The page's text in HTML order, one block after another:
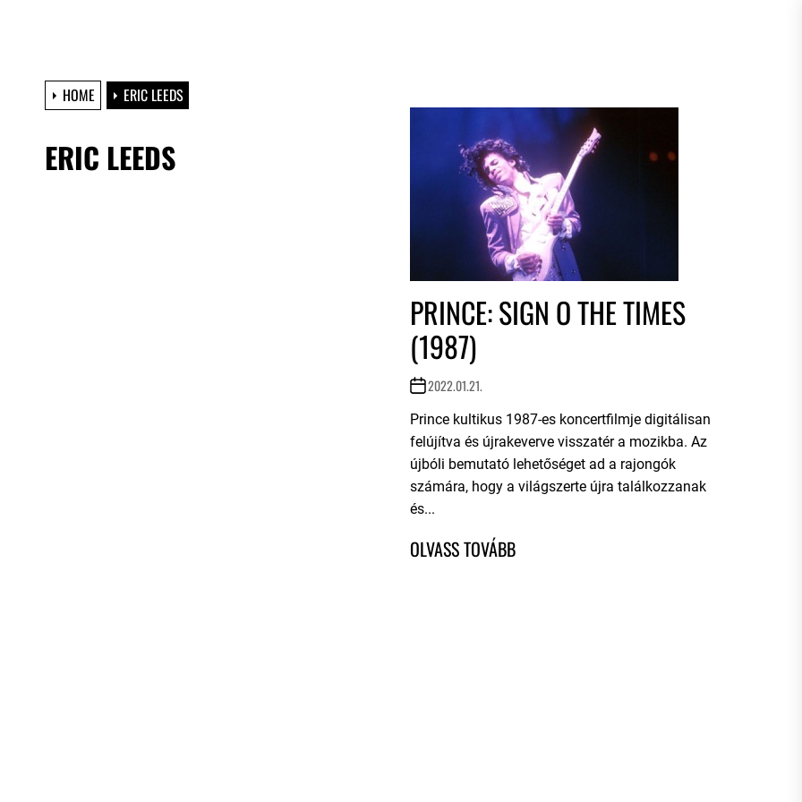
HOME ERIC LEEDS
ERIC LEEDS
PRINCE: SIGN O THE TIMES
(1987)
2022.01.21.
Prince kultikus 1987-es koncertfilmje digitálisan
felújítva és újrakeverve visszatér a mozikba. Az
újbóli bemutató lehetőséget ad a rajongók
számára, hogy a világszerte újra találkozzanak
és...